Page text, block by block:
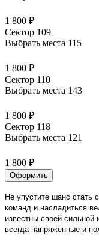
1 800 ₽
Сектор 109
Выбрать места 115
1 800 ₽
Сектор 110
Выбрать места 143
1 800 ₽
Сектор 118
Выбрать места 121
1 800 ₽
Оформить
Не упустите шанс стать
команд и насладиться
известны своей сильной
всегда напряженные и